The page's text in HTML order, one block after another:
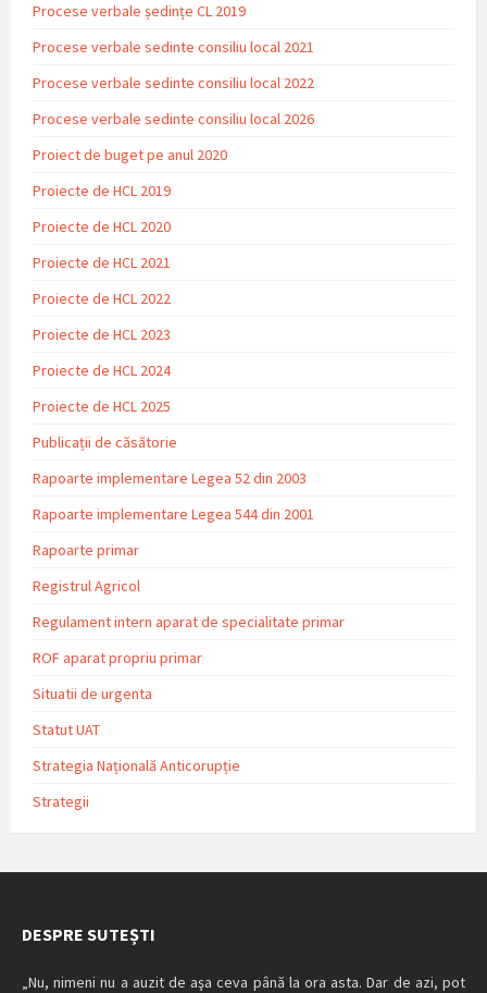
Procese verbale ședințe CL 2019
Procese verbale sedinte consiliu local 2021
Procese verbale sedinte consiliu local 2022
Procese verbale sedinte consiliu local 2026
Proiect de buget pe anul 2020
Proiecte de HCL 2019
Proiecte de HCL 2020
Proiecte de HCL 2021
Proiecte de HCL 2022
Proiecte de HCL 2023
Proiecte de HCL 2024
Proiecte de HCL 2025
Publicații de căsătorie
Rapoarte implementare Legea 52 din 2003
Rapoarte implementare Legea 544 din 2001
Rapoarte primar
Registrul Agricol
Regulament intern aparat de specialitate primar
ROF aparat propriu primar
Situatii de urgenta
Statut UAT
Strategia Națională Anticorupție
Strategii
DESPRE SUTEȘTI
„Nu, nimeni nu a auzit de aşa ceva până la ora asta. Dar de azi, pot